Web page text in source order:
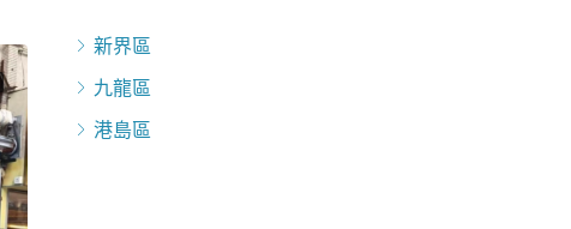
新界區
九龍區
港島區